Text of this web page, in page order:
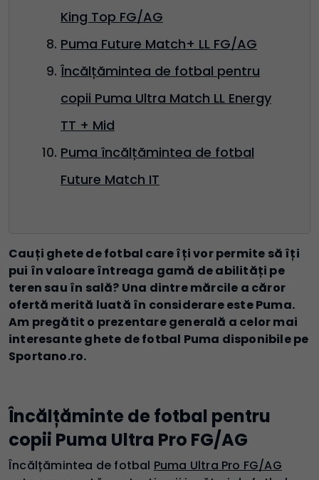
King Top FG/AG
Puma Future Match+ LL FG/AG
Încălțămintea de fotbal pentru
copii Puma Ultra Match LL Energy
TT + Mid
Puma încălțămintea de fotbal
Future Match IT
Cauți ghete de fotbal care îți vor permite să îți
pui în valoare întreaga gamă de abilități pe
teren sau în sală? Una dintre mărcile a căror
ofertă merită luată în considerare este Puma.
Am pregătit o prezentare generală a celor mai
interesante ghete de fotbal Puma disponibile pe
Sportano.ro.
Încălțăminte de fotbal pentru
copii Puma Ultra Pro FG/AG
Încălțămintea de fotbal Puma Ultra Pro FG/AG